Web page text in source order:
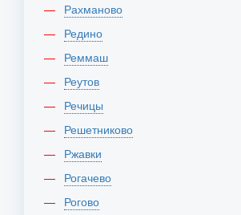
Рахманово
Редино
Реммаш
Реутов
Речицы
Решетниково
Ржавки
Рогачево
Рогово